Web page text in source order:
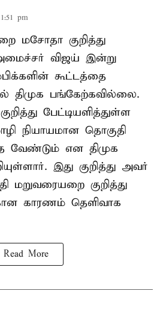
pm
மசோதா குறித்து
விஜய் இன்று
கூட்டத்தை
திமுக பங்கேற்கவில்லை.
பேட்டியளித்துள்ள
நியாயமான தொகுதி
வேண்டும் என திமுக
இது குறித்து அவர்
மறுவரையறை குறித்து
காரணம் தெளிவாக
Read More